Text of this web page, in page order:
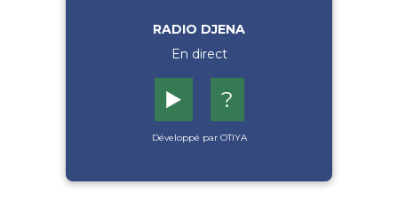
RADIO DJENA
En direct
▶️ ?
Développé par OTIYA